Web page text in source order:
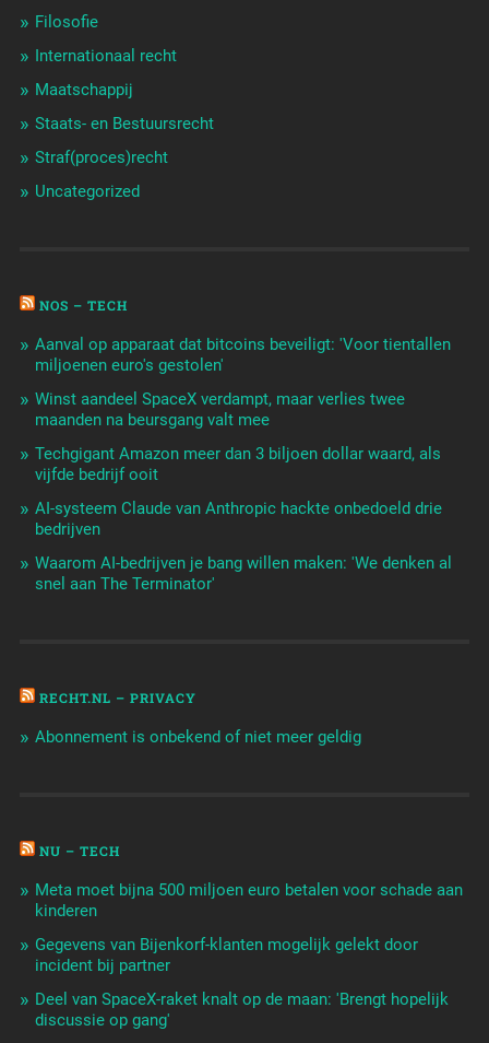
Filosofie
Internationaal recht
Maatschappij
Staats- en Bestuursrecht
Straf(proces)recht
Uncategorized
NOS – TECH
Aanval op apparaat dat bitcoins beveiligt: 'Voor tientallen
miljoenen euro's gestolen'
Winst aandeel SpaceX verdampt, maar verlies twee
maanden na beursgang valt mee
Techgigant Amazon meer dan 3 biljoen dollar waard, als
vijfde bedrijf ooit
AI-systeem Claude van Anthropic hackte onbedoeld drie
bedrijven
Waarom AI-bedrijven je bang willen maken: 'We denken al
snel aan The Terminator'
RECHT.NL – PRIVACY
Abonnement is onbekend of niet meer geldig
NU – TECH
Meta moet bijna 500 miljoen euro betalen voor schade aan
kinderen
Gegevens van Bijenkorf-klanten mogelijk gelekt door
incident bij partner
Deel van SpaceX-raket knalt op de maan: 'Brengt hopelijk
discussie op gang'